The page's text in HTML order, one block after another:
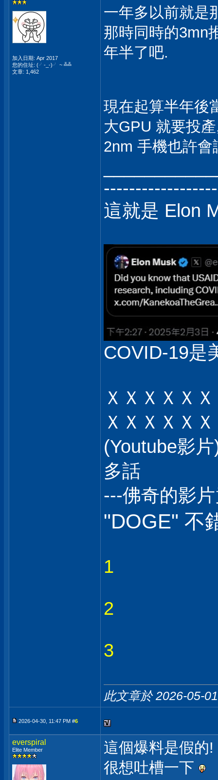
加入日期: Apr 2017
您的住址: (╯-_-)╯ ~ ╩╩
文章: 1,462
一年多以前就是
那時同時的3mn
年半了吧.
現在起算半年後
大GPU 就要投
2nm 手機也許會
這就是 Elon
COVID-19是
ＸＸＸＸＸ
ＸＸＸＸＸ
(Youtube影
多話
---佛奇的影
"DOGE" 不
1
2
3
此文章於 2026-05-
2026-04-30, 11:47 PM #6
everspiral
Elite Member
這個爆料是假的!
很想吐槽一下